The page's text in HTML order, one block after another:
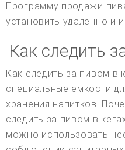
Программу продажи
установить удаленно и
Как следить
Как следить за пивом в
специальные емкости
хранения напитков.
следить за пивом в
можно использовать